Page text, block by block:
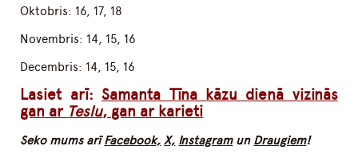
Oktobris: 16, 17, 18
Novembris: 14, 15, 16
Decembris: 14, 15, 16
Lasiet arī:Samanta Tīna kāzu dienā vizinās
gan ar Teslu, gan ar karieti
Seko mums arīFacebook, X, Instagramun Draugiem!